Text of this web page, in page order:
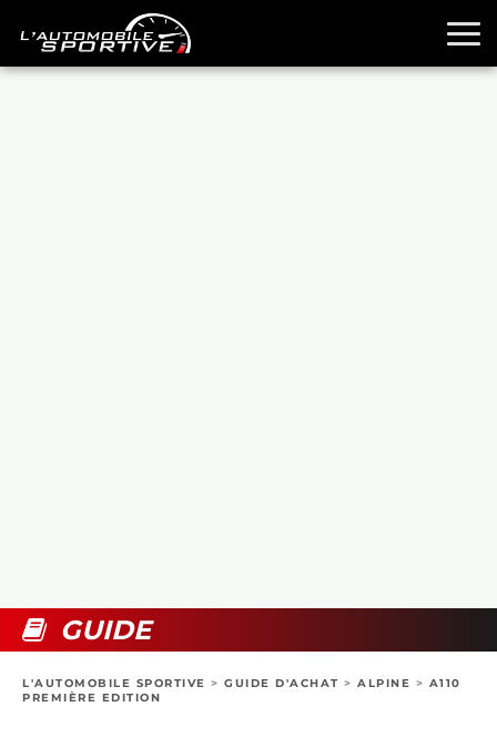
BOUTIQUE
GUIDE
L'AUTOMOBILE SPORTIVE > GUIDE D'ACHAT > ALPINE > A110
PREMIÈRE EDITION